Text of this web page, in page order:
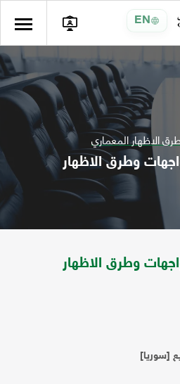
EN
الاظهار المعماري
وطرق الاظهار
وطرق الاظهار
[سوريا]